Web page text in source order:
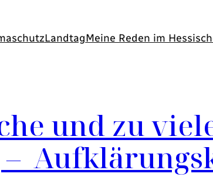
LandtagMeine Reden im
und zu